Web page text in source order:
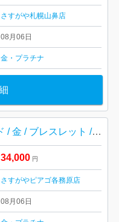
さすがや札幌山鼻店
08月06日
金・プラチナ
K18 / ゴールド / 金 / ブレスレット / アクセサリー / 貴金属
34,000 円
さすがやピアゴ各務原店
08月06日